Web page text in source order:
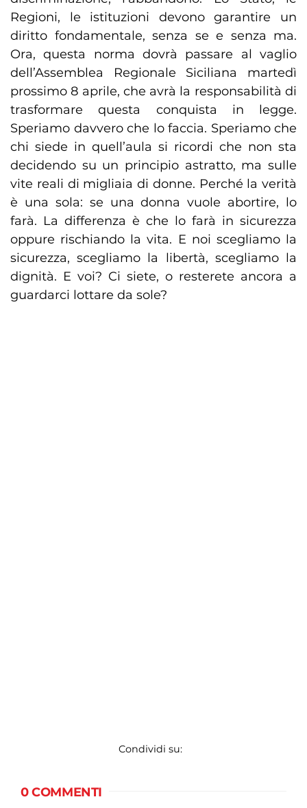
Regioni, le istituzioni devono garantire un
diritto fondamentale, senza se e senza ma.
Ora, questa norma dovrà passare al vaglio
dell’Assemblea Regionale Siciliana martedì
prossimo 8 aprile, che avrà la responsabilità di
trasformare questa conquista in legge.
Speriamo davvero che lo faccia. Speriamo che
chi siede in quell’aula si ricordi che non sta
decidendo su un principio astratto, ma sulle
vite reali di migliaia di donne. Perché la verità
è una sola: se una donna vuole abortire, lo
farà. La differenza è che lo farà in sicurezza
oppure rischiando la vita. E noi scegliamo la
sicurezza, scegliamo la libertà, scegliamo la
dignità. E voi? Ci siete, o resterete ancora a
guardarci lottare da sole?
Condividi su:
0 COMMENTI